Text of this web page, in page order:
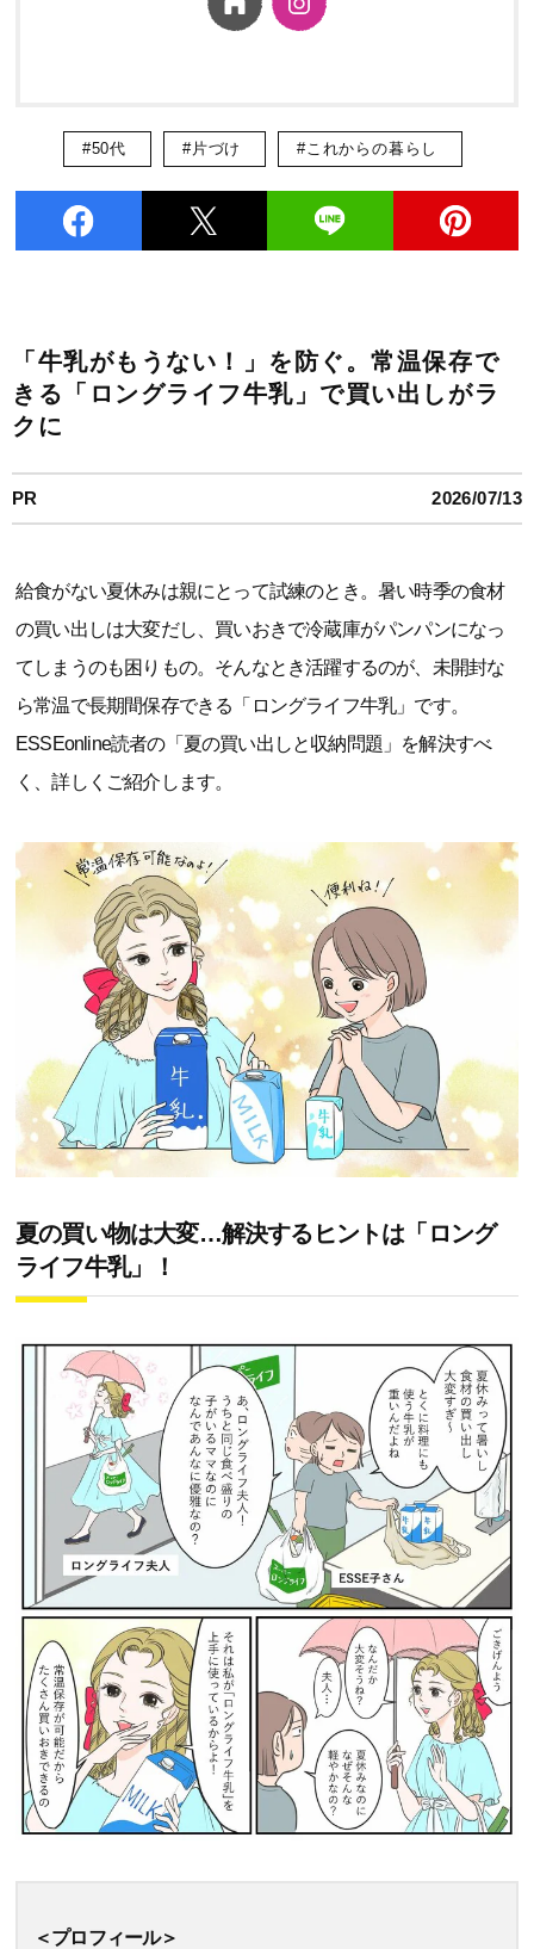
#50代 #片づけ #これからの暮らし
「牛乳がもうない！」を防ぐ。常温保存で
きる「ロングライフ牛乳」で買い出しがラ
クに
PR 2026/07/13
給食がない夏休みは親にとって試練のとき。暑い時季の食材
の買い出しは大変だし、買いおきで冷蔵庫がパンパンになっ
てしまうのも困りもの。そんなとき活躍するのが、未開封な
ら常温で長期間保存できる「ロングライフ牛乳」です。
ESSEonline読者の「夏の買い出しと収納問題」を解決すべ
く、詳しくご紹介します。
夏の買い物は大変…解決するヒントは「ロング
ライフ牛乳」！
＜プロフィール＞